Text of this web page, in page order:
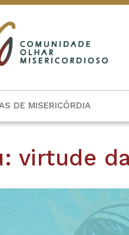
DE MISERICÓRDIA
virtude